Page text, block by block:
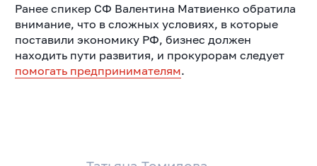
Ранее спикер СФ Валентина Матвиенко обратила
внимание, что в сложных условиях, в которые
поставили экономику РФ, бизнес должен
находить пути развития, и прокурорам следует
помогать предпринимателям.